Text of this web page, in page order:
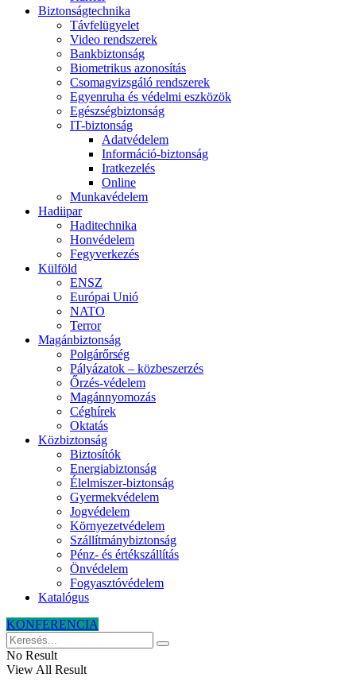
Biztonságtechnika
Távfelügyelet
Video rendszerek
Bankbiztonság
Biometrikus azonosítás
Csomagvizsgáló rendszerek
Egyenruha és védelmi eszközök
Egészségbiztonság
IT-biztonság
Adatvédelem
Információ-biztonság
Iratkezelés
Online
Munkavédelem
Hadiipar
Haditechnika
Honvédelem
Fegyverkezés
Külföld
ENSZ
Európai Unió
NATO
Terror
Magánbiztonság
Polgárőrség
Pályázatok – közbeszerzés
Őrzés-védelem
Magánnyomozás
Céghírek
Oktatás
Közbiztonság
Biztosítók
Energiabiztonság
Élelmiszer-biztonság
Gyermekvédelem
Jogvédelem
Környezetvédelem
Szállítmánybiztonság
Pénz- és értékszállítás
Önvédelem
Fogyasztóvédelem
Katalógus
KONFERENCIA
No Result
View All Result